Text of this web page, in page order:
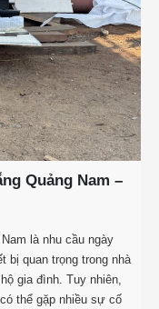
Quảng Nam –
là nhu cầu ngày
bị quan trọng trong nhà
gia đình. Tuy nhiên,
thể gặp nhiều sự cố